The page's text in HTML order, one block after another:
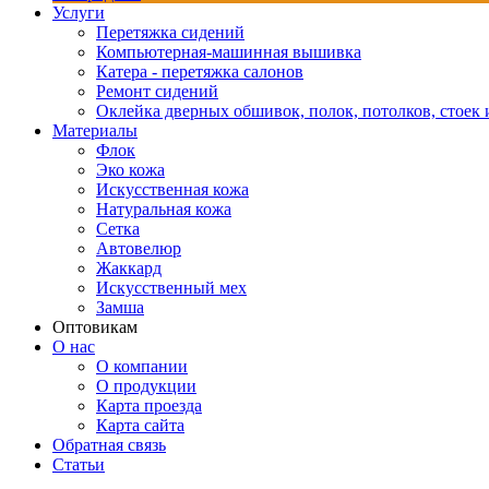
Услуги
Перетяжка сидений
Компьютерная-машинная вышивка
Катера - перетяжка салонов
Ремонт сидений
Оклейка дверных обшивок, полок, потолков, стоек
Материалы
Флок
Эко кожа
Искусственная кожа
Натуральная кожа
Сетка
Автовелюр
Жаккард
Искусственный мех
Замша
Оптовикам
О нас
О компании
О продукции
Карта проезда
Карта сайта
Обратная связь
Статьи